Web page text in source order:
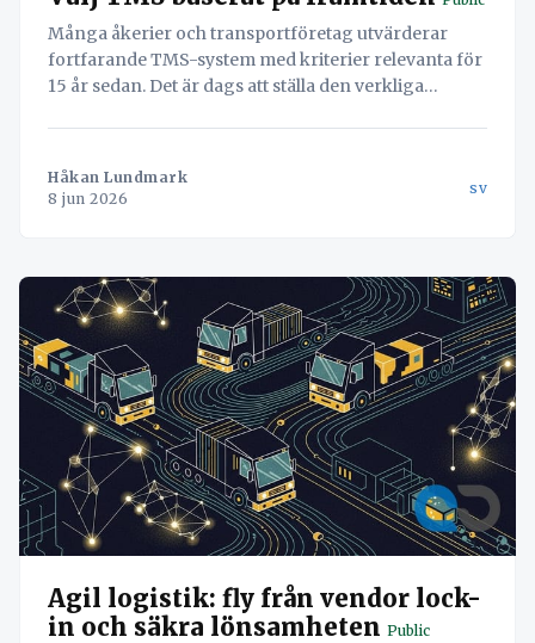
Många åkerier och transportföretag utvärderar
fortfarande TMS-system med kriterier relevanta för
15 år sedan. Det är dags att ställa den verkliga
ni måste sluta välja TMS baserat på historik och
Håkan Lundmark
8 jun 2026
sv
Agil logistik: fly från vendor lock-
in och säkra lönsamheten Public